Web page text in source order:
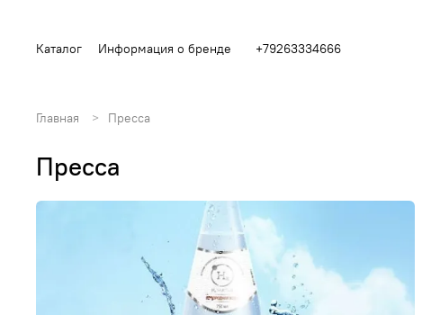
Каталог Информация о бренде +79263334666
Главная Пресса
Пресса